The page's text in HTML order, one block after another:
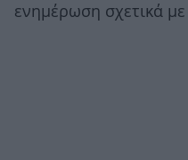
ενημέρωση σχετικά